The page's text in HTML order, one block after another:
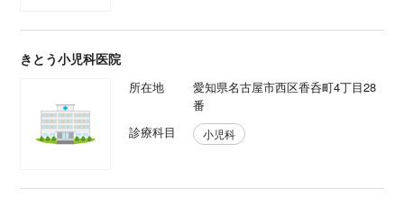
きとう小児科医院
所在地
愛知県名古屋市西区香呑町4丁目28
番
診療科目
小児科